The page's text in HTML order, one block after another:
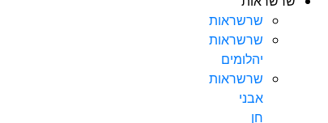
שרשראות
שרשראות
יהלומים
שרשראות
אבני
חן